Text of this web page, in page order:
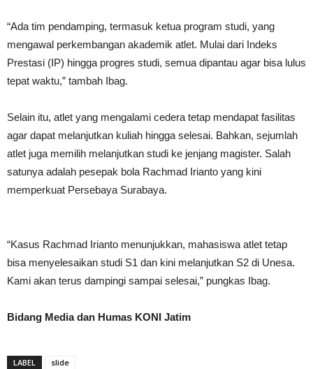
“Ada tim pendamping, termasuk ketua program studi, yang
mengawal perkembangan akademik atlet. Mulai dari Indeks
Prestasi (IP) hingga progres studi, semua dipantau agar bisa lulus
tepat waktu,” tambah Ibag.
Selain itu, atlet yang mengalami cedera tetap mendapat fasilitas
agar dapat melanjutkan kuliah hingga selesai. Bahkan, sejumlah
atlet juga memilih melanjutkan studi ke jenjang magister. Salah
satunya adalah pesepak bola Rachmad Irianto yang kini
memperkuat Persebaya Surabaya.
“Kasus Rachmad Irianto menunjukkan, mahasiswa atlet tetap
bisa menyelesaikan studi S1 dan kini melanjutkan S2 di Unesa.
Kami akan terus dampingi sampai selesai,” pungkas Ibag.
Bidang Media dan Humas KONI Jatim
LABEL slide